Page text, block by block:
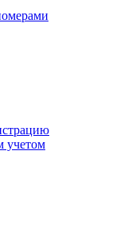
учетом